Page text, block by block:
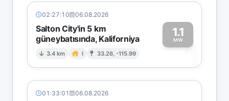
02:27:10 06.08.2026
Salton City'in 5 km
güneybatısında, Kaliforniya
3.4 km I 33.26, -115.99
1.1
MW1
01:33:01 06.08.2026